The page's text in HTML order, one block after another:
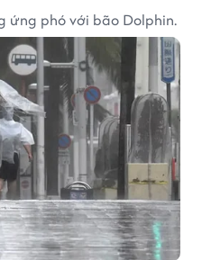
ứng phó với bão Dolphin.